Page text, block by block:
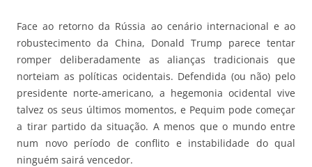
Face ao retorno da Rússia ao cenário internacional e ao
robustecimento da China, Donald Trump parece tentar
romper deliberadamente as alianças tradicionais que
norteiam as políticas ocidentais. Defendida (ou não) pelo
presidente norte-americano, a hegemonia ocidental vive
talvez os seus últimos momentos, e Pequim pode começar
a tirar partido da situação. A menos que o mundo entre
num novo período de conflito e instabilidade do qual
ninguém sairá vencedor.